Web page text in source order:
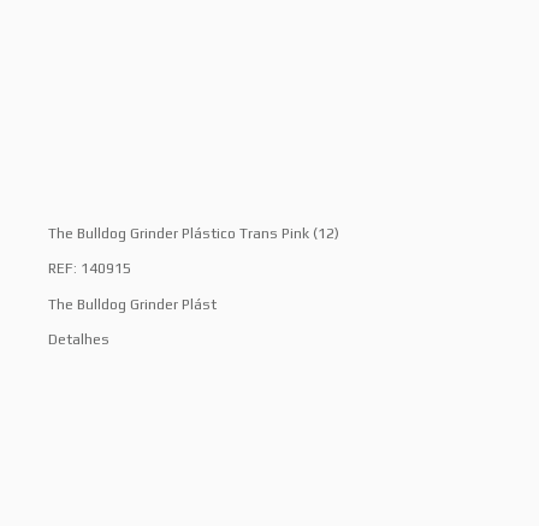
The Bulldog Grinder Plástico Trans Pink (12)
REF: 140915
The Bulldog Grinder Plást
Detalhes